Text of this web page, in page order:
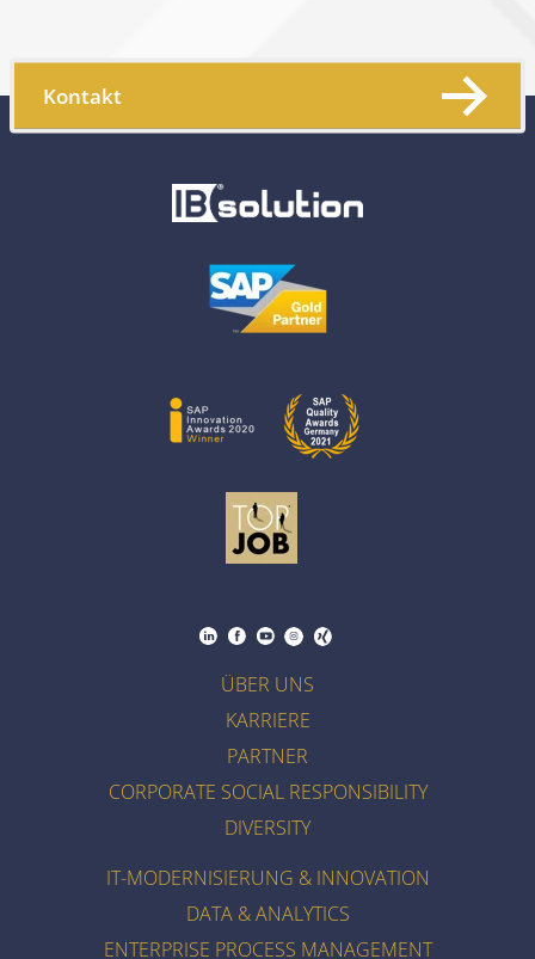
Kontakt
ÜBER UNS
KARRIERE
PARTNER
CORPORATE SOCIAL RESPONSIBILITY
DIVERSITY
IT-MODERNISIERUNG & INNOVATION
DATA & ANALYTICS
ENTERPRISE PROCESS MANAGEMENT